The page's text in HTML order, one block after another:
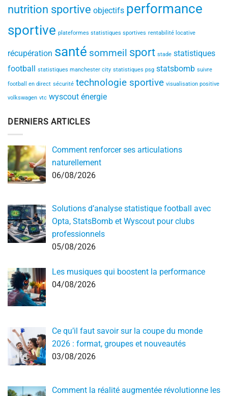
nutrition sportive objectifs performance
sportive plateformes statistiques sportives rentabilité locative
récupération santé sommeil sport stade statistiques
football statistiques manchester city statistiques psg statsbomb suivre
football en direct sécurité technologie sportive visualisation positive
volkswagen vtc wyscout énergie
DERNIERS ARTICLES
Comment renforcer ses articulations
naturellement
06/08/2026
Solutions d’analyse statistique football avec
Opta, StatsBomb et Wyscout pour clubs
professionnels
05/08/2026
Les musiques qui boostent la performance
04/08/2026
Ce qu’il faut savoir sur la coupe du monde
2026 : format, groupes et nouveautés
03/08/2026
Comment la réalité augmentée révolutionne les